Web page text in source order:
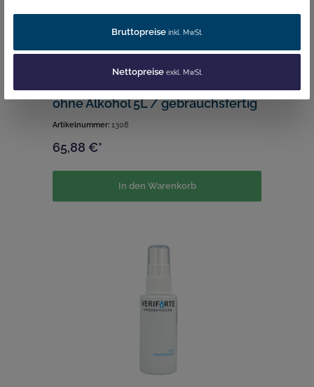
PGF Veriforte® Händehygiene
ohne Alkohol 5L / gebrauchsfertig
Artikelnummer: 1308
65,88 €*
In den Warenkorb
Bruttopreise inkl. MwSt.
Nettopreise exkl. MwSt.